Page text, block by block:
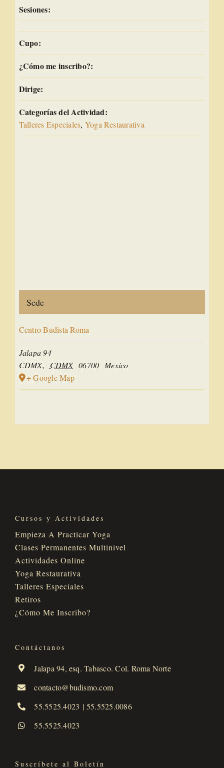
Sesiones:
Cupo:
¿Cómo me inscribo?:
Dirige:
Categorías del Actividad:
Talleres Especiales, Yoga Restaurativa
Sede
Centro Budista Roma
Jalapa 94
CDMX, CDMX 06700 Mexico
+ Google Map
Cursos y Actividades
Empieza A Practicar Yoga
Clases Permanentes Multinivel
Actividades Online
Yoga Restaurativa
Talleres Especiales
Retiros
¿Cómo Me Inscribo?
Contáctanos
Jalapa 94, esq. Tabasco. Col. Roma Norte
contacto@budismo.com
55.5525.4023 | 55.5525.0086
55.5525.4023
Suscríbete al Boletín